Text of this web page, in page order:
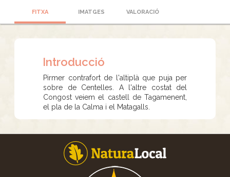
FITXA IMATGES VALORACIÓ
Introducció
Pirmer contrafort de l'altiplà que puja per
sobre de Centelles. A l'altre costat del
Congost veiem el castell de Tagamenent,
el pla de la Calma i el Matagalls.